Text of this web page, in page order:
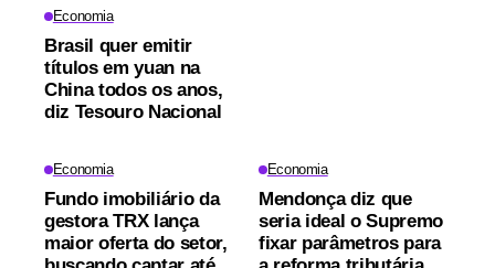
Economia
Brasil quer emitir
títulos em yuan na
China todos os anos,
diz Tesouro Nacional
Economia
Fundo imobiliário da
gestora TRX lança
maior oferta do setor,
Economia
Mendonça diz que
seria ideal o Supremo
fixar parâmetros para